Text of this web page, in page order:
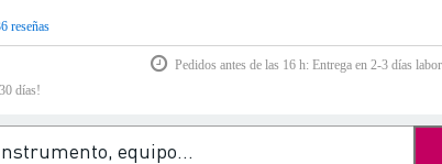
reseñas
Pedidos antes de las 16 h: Entrega en 2-3 días
días!